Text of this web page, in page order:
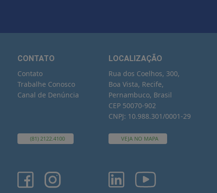
CONTATO
Contato
Trabalhe Conosco
Canal de Denúncia
(81) 2122.4100
LOCALIZAÇÃO
Rua dos Coelhos, 300,
Boa Vista, Recife,
Pernambuco, Brasil
CEP 50070-902
CNPJ: 10.988.301/0001-29
VEJA NO MAPA